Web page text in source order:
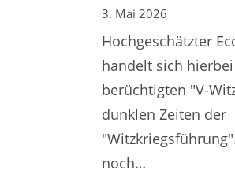
3. Mai 2026
Hochgeschätzter
handelt sich
berüchtigten "V-
dunklen Zeiten der
noch…